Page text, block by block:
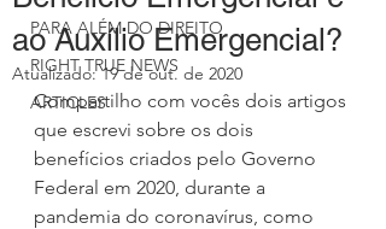
PARA ALÉM DO DIREITO
RIGHT TRUE NEWS
ARTICLES
ao Auxílio Emergencial?
Atualizado:19 de out. de 2020
Compartilho com vocês dois artigos
que escrevi sobre os dois
benefícios criados pelo Governo
Federal em 2020, durante a
pandemia do coronavírus, como